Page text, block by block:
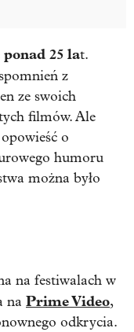
ponad 25 lat.
z
ze swoich
filmów. Ale
o
humoru
można było
na festiwalach w
na Prime Video,
odkrycia.